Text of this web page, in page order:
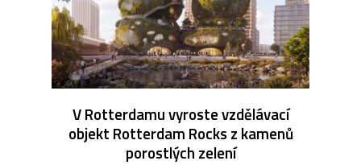
V Rotterdamu vyroste vzdělávací
objekt Rotterdam Rocks z kamenů
porostlých zelení